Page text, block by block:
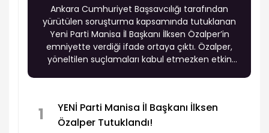
Ankara Cumhuriyet Başsavcılığı tarafından
yürütülen soruşturma kapsamında tutuklanan
Yeni Parti Manisa İl Başkanı İlksen Özalper’in
emniyette verdiği ifade ortaya çıktı. Özalper,
yöneltilen suçlamaları kabul etmezken etkin
1
YENİ Parti Manisa İl Başkanı İlksen
Özalper Tutuklandı!